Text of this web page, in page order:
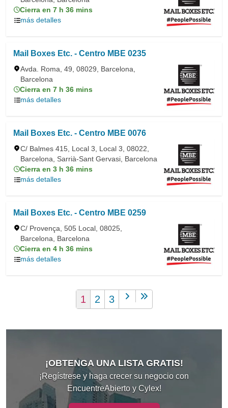
Cierra en 7 h 36 mins
más detalles
Mail Boxes Etc. - Centro MBE 0235
Avda. Roma, 49, 08029, Barcelona,
Barcelona
Cierra en 7 h 36 mins
más detalles
Mail Boxes Etc. - Centro MBE 0076
C/ Balmes 415, Local 3, Local 3, 08022,
Barcelona, Sarrià-Sant Gervasi, Barcelona
Cierra en 3 h 36 mins
más detalles
Mail Boxes Etc. - Centro MBE 0259
C/ Provença, 505 Local, 08025,
Barcelona, Barcelona
Cierra en 4 h 36 mins
más detalles
1 2 3
¡OBTENGA UNA LISTA GRATIS!
¡Regístrese y haga crecer su negocio con
EncuentreAbierto y Cylex!